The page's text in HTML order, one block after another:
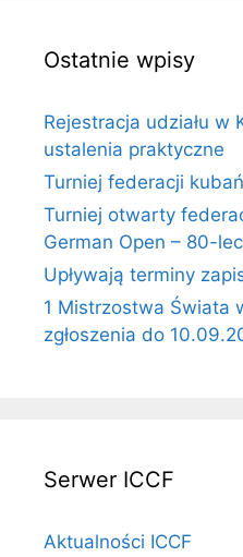
Ostatnie wpisy
Rejestracja udziału w
ustalenia praktyczne
Turniej federacji
Turniej otwarty
German Open – 80-
Upływają terminy
1 Mistrzostwa Świata
zgłoszenia do
Serwer ICCF
Aktualności ICCF